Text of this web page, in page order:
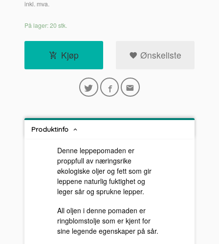
inkl. mva.
På lager: 20 stk.
Kjøp Ønskeliste
Produktinfo
Denne leppepomaden er
proppfull av næringsrike
økologiske oljer og fett som gir
leppene naturlig fuktighet og
leger sår og sprukne lepper.
All oljen i denne pomaden er
ringblomstolje som er kjent for
sine legende egenskaper på sår.